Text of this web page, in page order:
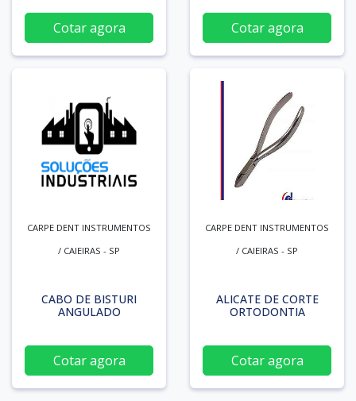
Cotar agora Cotar agora
CARPE DENT INSTRUMENTOS
/ CAIEIRAS - SP
CABO DE BISTURI
ANGULADO
Cotar agora
CARPE DENT INSTRUMENTOS
/ CAIEIRAS - SP
ALICATE DE CORTE
ORTODONTIA
Cotar agora